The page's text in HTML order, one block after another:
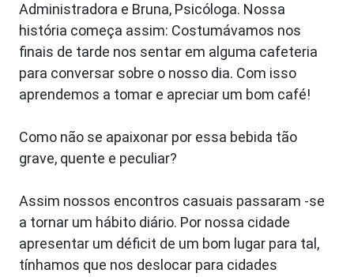
Administradora e Bruna, Psicóloga. Nossa
história começa assim: Costumávamos nos
finais de tarde nos sentar em alguma cafeteria
para conversar sobre o nosso dia. Com isso
aprendemos a tomar e apreciar um bom café!
Como não se apaixonar por essa bebida tão
grave, quente e peculiar?
Assim nossos encontros casuais passaram -se
a tornar um hábito diário. Por nossa cidade
apresentar um déficit de um bom lugar para tal,
tínhamos que nos deslocar para cidades